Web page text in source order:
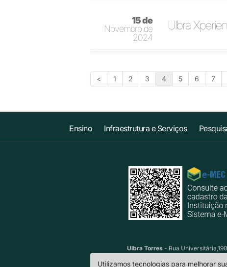
15 de
Novembro de
2024
Ulbra
< 1 2 3 4 5 6 7
Ensino Infraestrutura e Serviços
Ulbra Torres- Rua
Utilizamos tecnologias para melhorar